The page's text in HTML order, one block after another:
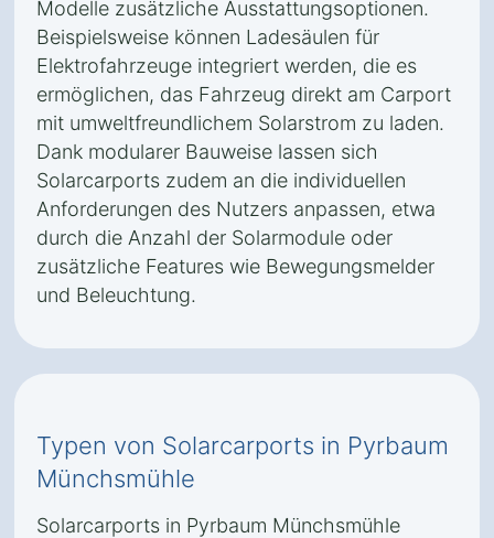
Modelle zusätzliche Ausstattungsoptionen.
Beispielsweise können Ladesäulen für
Elektrofahrzeuge integriert werden, die es
ermöglichen, das Fahrzeug direkt am Carport
mit umweltfreundlichem Solarstrom zu laden.
Dank modularer Bauweise lassen sich
Solarcarports zudem an die individuellen
Anforderungen des Nutzers anpassen, etwa
durch die Anzahl der Solarmodule oder
zusätzliche Features wie Bewegungsmelder
und Beleuchtung.
Typen von Solarcarports in Pyrbaum
Münchsmühle
Solarcarports in Pyrbaum Münchsmühle